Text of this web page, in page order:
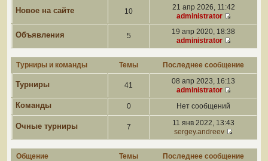
Новое на сайте 10
21 апр 2026, 11:42
administrator
Объявления 5
19 апр 2020, 18:38
administrator
Турниры и команды Темы Последнее сообщение
Турниры 41
08 апр 2023, 16:13
administrator
Команды 0 Нет сообщений
Очные турниры 7
11 янв 2022, 13:43
sergey.andreev
Общение Темы Последнее сообщение